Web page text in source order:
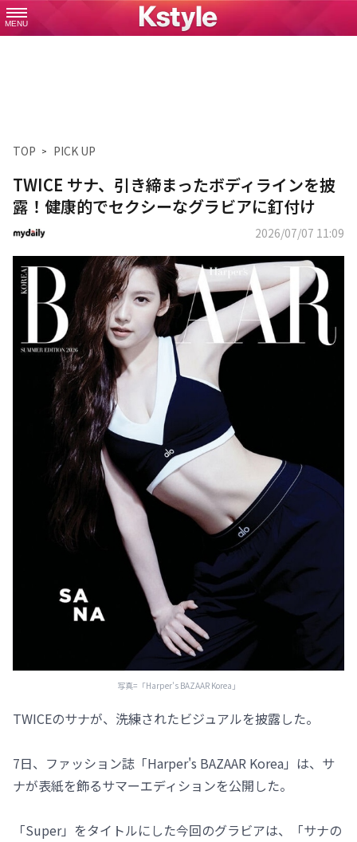
MENU
TOP PICK UP
TWICE サナ、引き締まったボディラインを披
露！健康的でセクシーなグラビアに釘付け
2026/07/07 11:09
写真=「Harper's BAZAAR Korea」
TWICEのサナが、洗練されたビジュアルを披露した。
7日、ファッション誌「Harper's BAZAAR Korea」は、サ
ナが表紙を飾るサマーエディションを公開した。
「Super」をタイトルにした今回のグラビアは、「サナの